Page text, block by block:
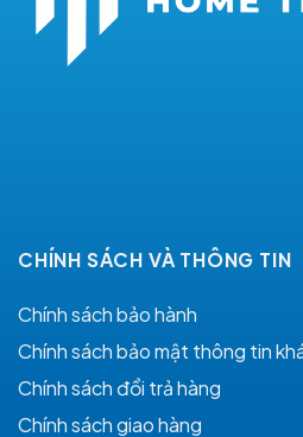
CHÍNH SÁCH VÀ THÔNG TIN
Chính sách bảo hành
Chính sách bảo mật thông tin
Chính sách đổi trả hàng
Chính sách giao hàng